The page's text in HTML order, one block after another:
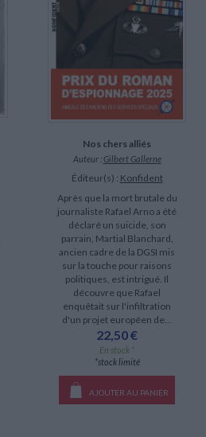
Nos chers alliés
Auteur : Gilbert Gallerne
Éditeur(s) : Konfident
Après que la mort brutale du
journaliste Rafael Arno a été
déclaré un suicide, son
parrain, Martial Blanchard,
ancien cadre de la DGSI mis
sur la touche pour raisons
politiques, est intrigué. Il
découvre que Rafael
enquêtait sur l'infiltration
d'un projet européen de...
22,50 €
En stock *
*stock limité
AJOUTER AU PANIER